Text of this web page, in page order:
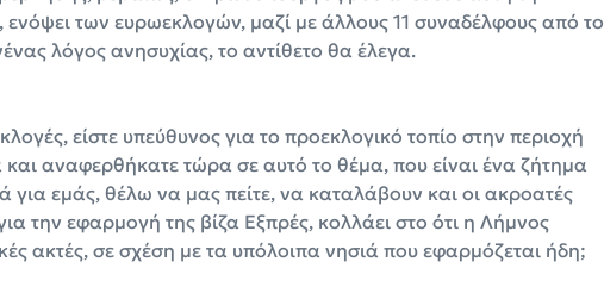
ενόψει των ευρωεκλογών, μαζί με άλλους 11 συναδέλφους από το
λόγος ανησυχίας, το αντίθετο θα έλεγα.
είστε υπεύθυνος για το προεκλογικό τοπίο στην περιοχή
αναφερθήκατε τώρα σε αυτό το θέμα, που είναι ένα ζήτημα
για εμάς, θέλω να μας πείτε, να καταλάβουν και οι ακροατές
την εφαρμογή της βίζα Εξπρές, κολλάει στο ότι η Λήμνος
ακτές, σε σχέση με τα υπόλοιπα νησιά που εφαρμόζεται ήδη;